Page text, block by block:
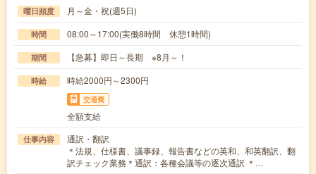
曜日頻度 月～金・祝(週5日)
時間 08:00～17:00(実働8時間 休憩1時間)
期間 【急募】即日～長期 ※8月～！
時給 時給2000円～2300円
交通費
全額支給
仕事内容
通訳・翻訳
＊法規、仕様書、議事録、報告書などの英和、和英翻訳、翻
訳チェック業務＊通訳：各種会議等の逐次通訳 ＊…